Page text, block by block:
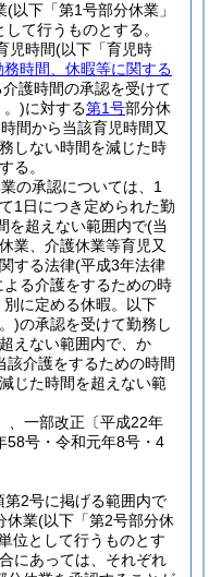
(以下「第1号部分休業」
て行うものとする。
児時間(以下「育児時
時間、休暇等に関する
護時間の承認を受けて
。)に対する第1号部分休
間から当該育児時間又
しない時間を減じた時
る。
の承認については、1
1日につき定められた勤
を超えない範囲内で(当
業、介護休業等育児又
する法律(平成3年法律
る介護をするための時
に定める休暇。以下
)の承認を受けて勤務し
えない範囲内で、か
介護をするための時間
じた時間を超えない範
、一部改正〔平成22年
58号・令和元年8号・4
2号に掲げる範囲内で
休業(以下「第2号部分休
位として行うものとす
にあっては、それぞれ